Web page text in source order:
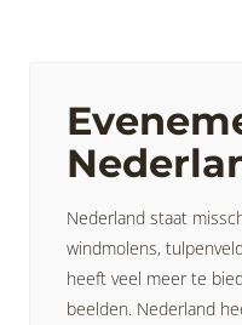
Nederland staat
windmolens,
heeft veel meer te
beelden. Nederland